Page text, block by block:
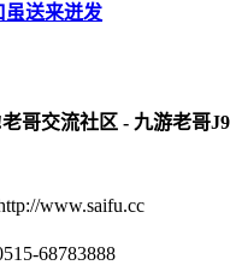
虽送来迸发
哥交流社区 - 九游老哥
www.saifu.cc
68783888